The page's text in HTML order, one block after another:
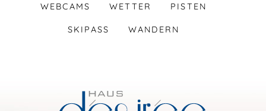
WEBCAMS WETTER PISTEN
SKIPASS WANDERN